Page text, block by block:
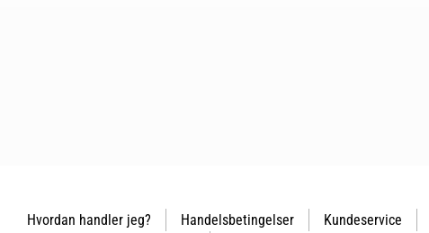
Hvordan handler jeg? Handelsbetingelser Kundeservice